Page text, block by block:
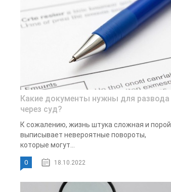
Какие документы нужны для развода
через суд?
К сожалению, жизнь штука сложная и порой
выписывает невероятные повороты,
которые могут...
0 18.10.2022